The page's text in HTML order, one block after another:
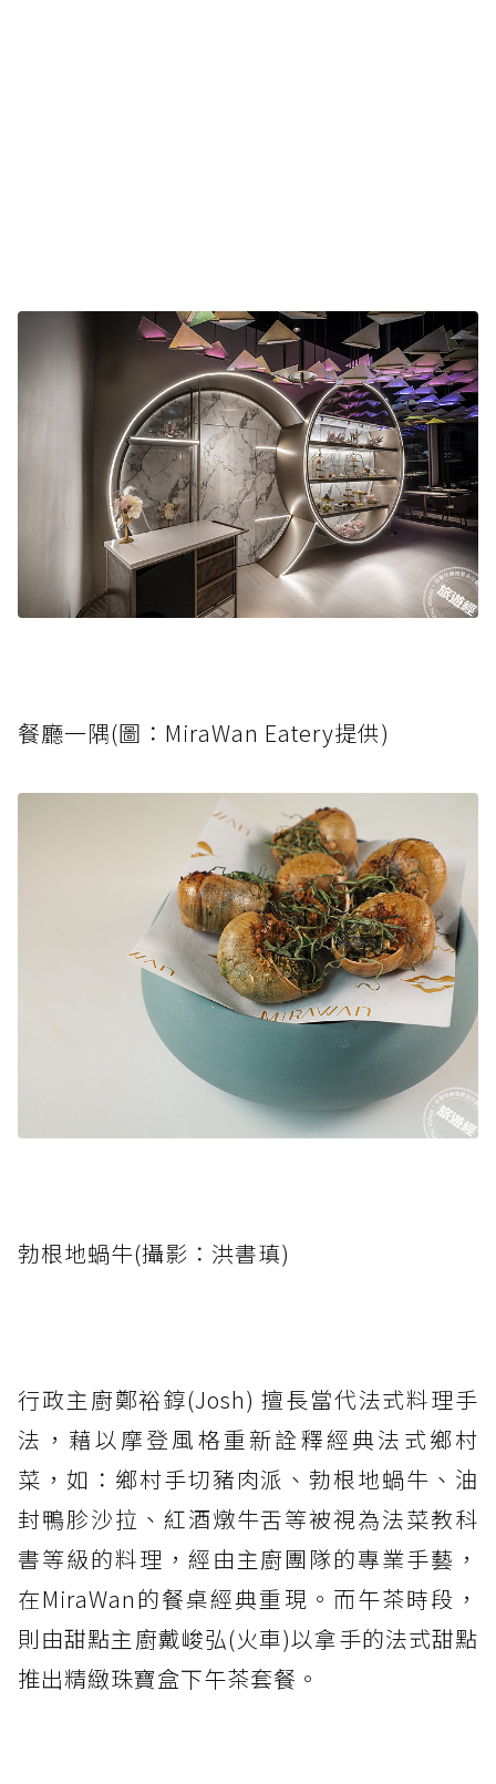
餐廳一隅(圖：MiraWan Eatery提供)
勃根地蝸牛(攝影：洪書瑱)
行政主廚鄭裕錞(Josh) 擅長當代法式料理手
法，藉以摩登風格重新詮釋經典法式鄉村
菜，如：鄉村手切豬肉派、勃根地蝸牛、油
封鴨胗沙拉、紅酒燉牛舌等被視為法菜教科
書等級的料理，經由主廚團隊的專業手藝，
在MiraWan的餐桌經典重現。而午茶時段，
則由甜點主廚戴峻弘(火車)以拿手的法式甜點
推出精緻珠寶盒下午茶套餐。